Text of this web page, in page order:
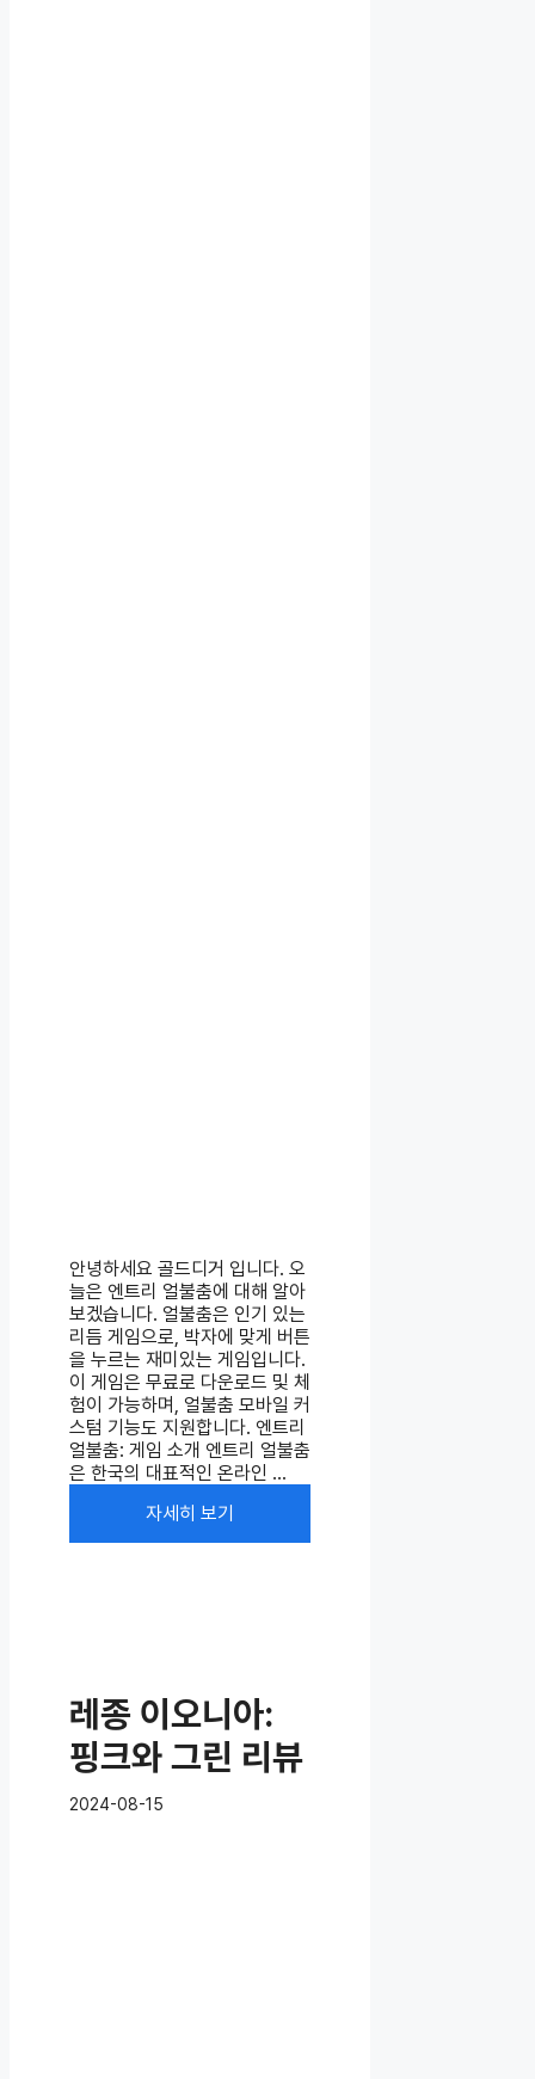
안녕하세요 골드디거 입니다. 오
늘은 엔트리 얼불춤에 대해 알아
보겠습니다. 얼불춤은 인기 있는
리듬 게임으로, 박자에 맞게 버튼
을 누르는 재미있는 게임입니다.
이 게임은 무료로 다운로드 및 체
험이 가능하며, 얼불춤 모바일 커
스텀 기능도 지원합니다. 엔트리
얼불춤: 게임 소개 엔트리 얼불춤
은 한국의 대표적인 온라인 ...
자세히 보기
레종 이오니아:
핑크와 그린 리뷰
2024-08-15